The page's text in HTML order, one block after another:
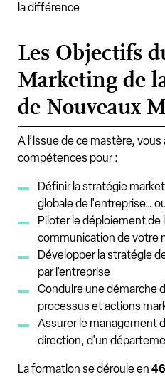
la différence
Les Objectifs
Marketing de
de Nouveaux
A l’issue de ce mastère, vous
compétences pour :
Définir la stratégie
globale de l'entreprise…
Piloter le déploiement
communication de votre
Développer la stratégie
par l’entreprise
Conduire une démarche
processus et actions
Assurer le management
direction, d'un
La formation se déroule en